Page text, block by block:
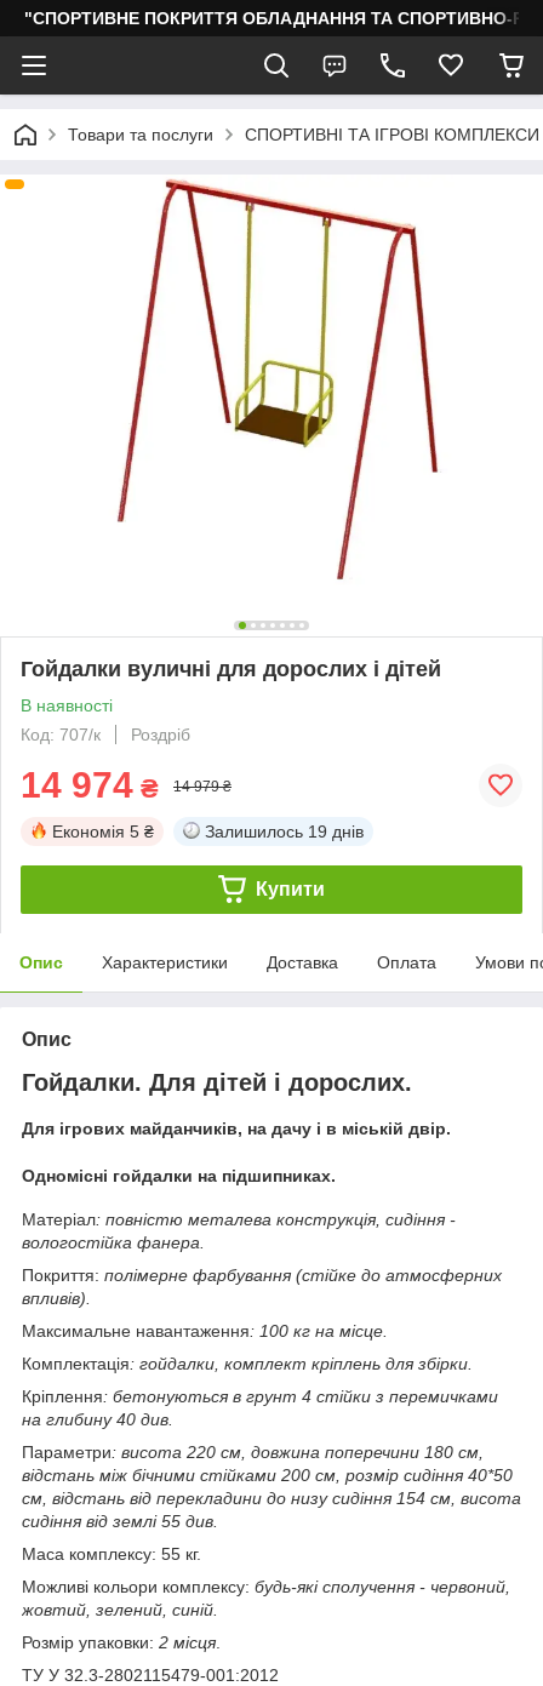
"СПОРТИВНЕ ПОКРИТТЯ ОБЛАДНАННЯ ТА СПОРТИВНО-
Товари та послуги СПОРТИВНІ ТА ІГРОВІ
Гойдалки вуличні для дорослих і дітей
В наявності
Код: 707/к
Роздріб
14 974 ₴ 14 979 ₴
Економія 5 ₴ Залишилось 19 днів
Купити
Опис Характеристики Доставка Оплата Умови
Опис
Гойдалки. Для дітей і дорослих.
Для ігрових майданчиків, на дачу і в міській двір.
Одномісні гойдалки на підшипниках.
Матеріал: повністю металева конструкція, сидіння -
вологостійка фанера.
Покриття: полімерне фарбування (стійке до атмосферних
впливів).
Максимальне навантаження: 100 кг на місце.
Комплектація: гойдалки, комплект кріплень для збірки.
Кріплення: бетонуються в грунт 4 стійки з перемичками
на глибину 40 див.
Параметри: висота 220 см, довжина поперечини 180 см,
відстань між бічними стійками 200 см, розмір сидіння 40*50
см, відстань від перекладини до низу сидіння 154 см, висота
сидіння від землі 55 див.
Маса комплексу: 55 кг.
Можливі кольори комплексу: будь-які сполучення - червоний,
жовтий, зелений, синій.
Розмір упаковки: 2 місця
ТУ У 32.3-2802115479-001:2012